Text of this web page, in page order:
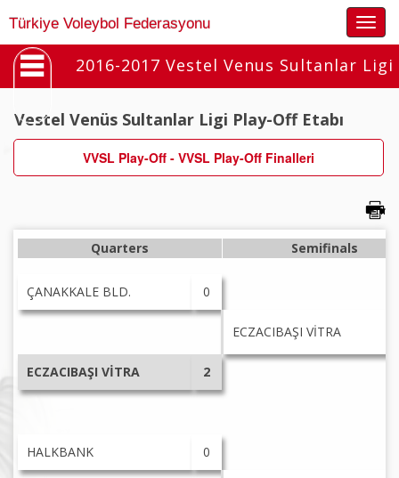
Türkiye Voleybol Federasyonu
2016-2017 Vestel Venus Sultanlar Ligi
Vestel Venüs Sultanlar Ligi Play-Off Etabı
VVSL Play-Off - VVSL Play-Off Finalleri
Quarters Semifinals
ÇANAKKALE BLD. 0
ECZACIBAŞI VİTRA
ECZACIBAŞI VİTRA 2
HALKBANK 0